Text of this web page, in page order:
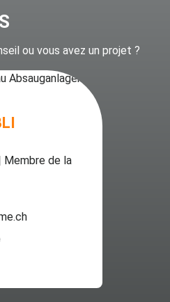
ou vous avez un projet ?
de la